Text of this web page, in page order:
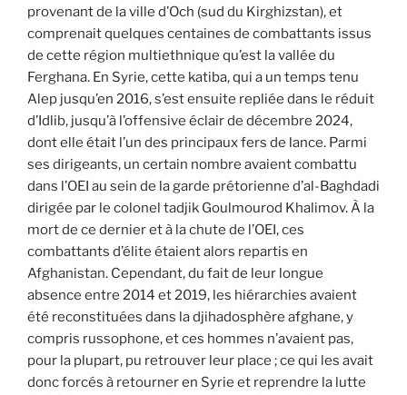
provenant de la ville d’Och (sud du Kirghizstan), et
comprenait quelques centaines de combattants issus
de cette région multiethnique qu’est la vallée du
Ferghana. En Syrie, cette katiba, qui a un temps tenu
Alep jusqu’en 2016, s’est ensuite repliée dans le réduit
d’Idlib, jusqu’à l’offensive éclair de décembre 2024,
dont elle était l’un des principaux fers de lance. Parmi
ses dirigeants, un certain nombre avaient combattu
dans l’OEI au sein de la garde prétorienne d’al-Baghdadi
dirigée par le colonel tadjik Goulmourod Khalimov. À la
mort de ce dernier et à la chute de l’OEI, ces
combattants d’élite étaient alors repartis en
Afghanistan. Cependant, du fait de leur longue
absence entre 2014 et 2019, les hiérarchies avaient
été reconstituées dans la djihadosphère afghane, y
compris russophone, et ces hommes n’avaient pas,
pour la plupart, pu retrouver leur place ; ce qui les avait
donc forcés à retourner en Syrie et reprendre la lutte